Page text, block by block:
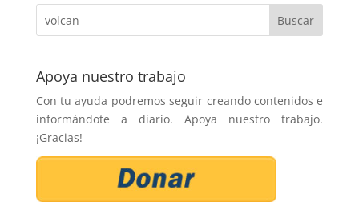
Apoya nuestro trabajo
Con tu ayuda podremos seguir creando contenidos e
informándote a diario. Apoya nuestro trabajo.
¡Gracias!